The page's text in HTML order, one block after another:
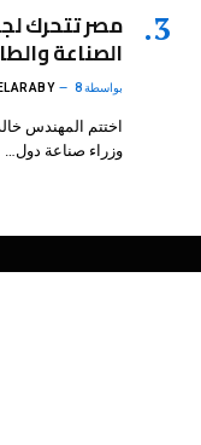
مصر تتحرك
الصناعة
بواسطة8 أغسطس، 2026
اختتم المهندس
وزراء صناعة دول…